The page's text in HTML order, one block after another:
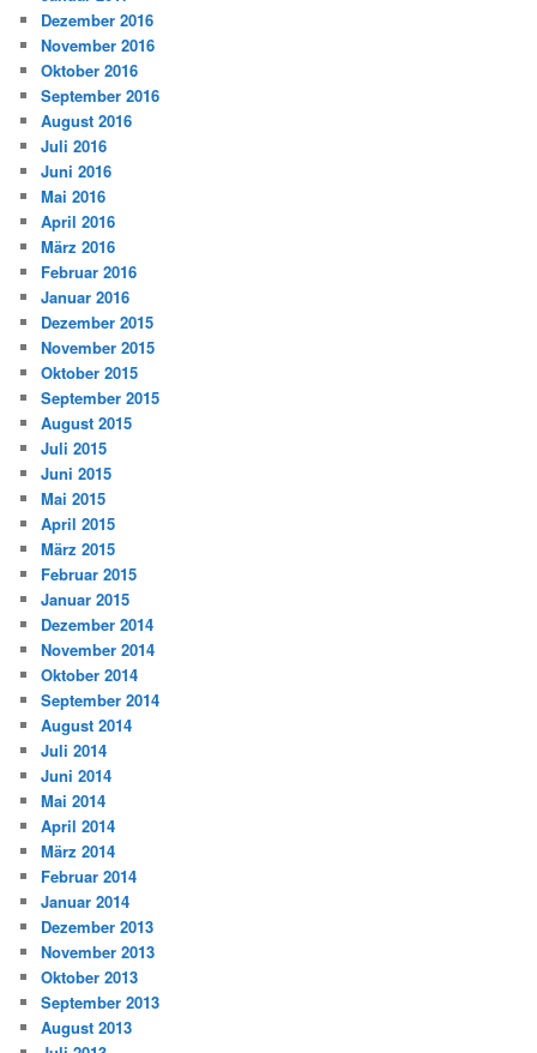
Dezember 2016
November 2016
Oktober 2016
September 2016
August 2016
Juli 2016
Juni 2016
Mai 2016
April 2016
März 2016
Februar 2016
Januar 2016
Dezember 2015
November 2015
Oktober 2015
September 2015
August 2015
Juli 2015
Juni 2015
Mai 2015
April 2015
März 2015
Februar 2015
Januar 2015
Dezember 2014
November 2014
Oktober 2014
September 2014
August 2014
Juli 2014
Juni 2014
Mai 2014
April 2014
März 2014
Februar 2014
Januar 2014
Dezember 2013
November 2013
Oktober 2013
September 2013
August 2013